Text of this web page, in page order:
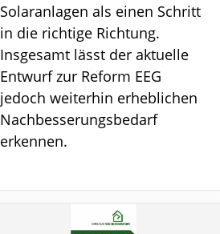
Solaranlagen als einen Schritt
in die richtige Richtung.
Insgesamt lässt der aktuelle
Entwurf zur Reform EEG
jedoch weiterhin erheblichen
Nachbesserungsbedarf
erkennen.